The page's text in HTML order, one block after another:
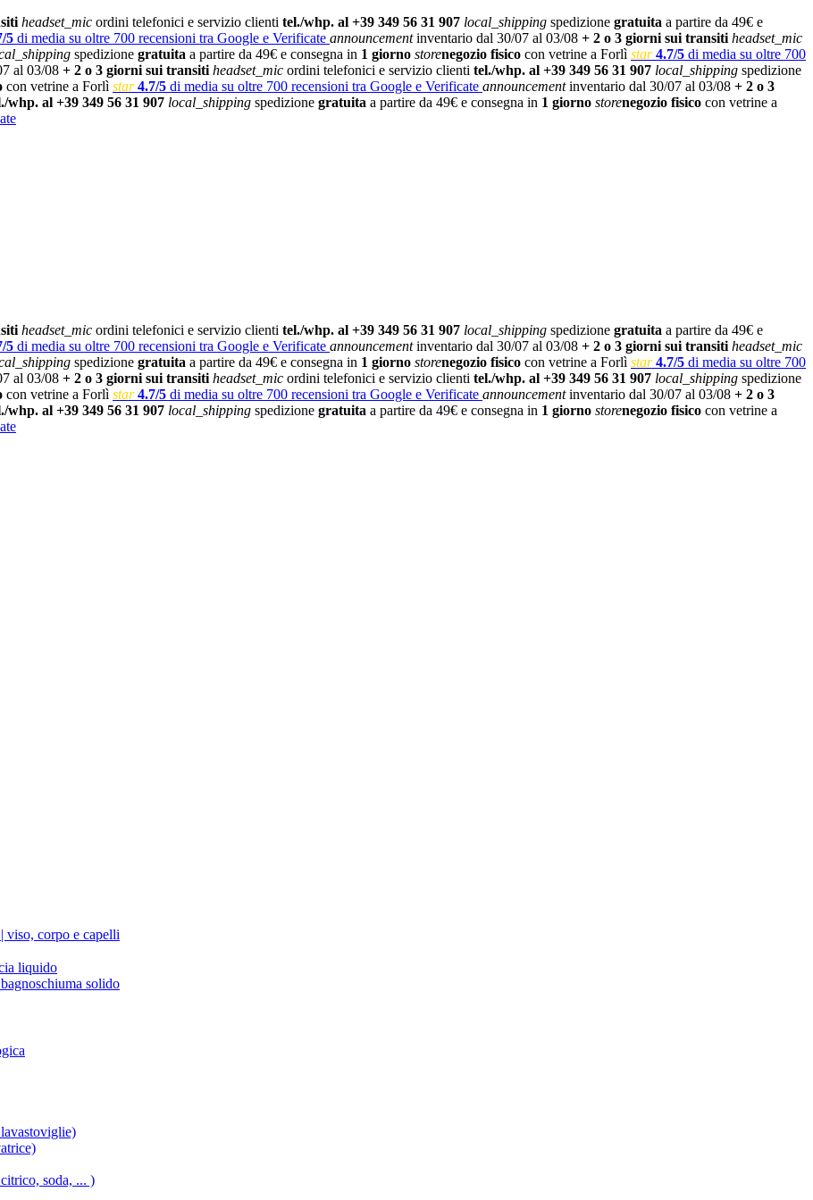
headset_mic ordini telefonici e servizio clienti tel./whp. al +39 349 56 31 907 local_shipping spedizione gratuita a partire da 49€ e
5 di media su oltre 700 recensioni tra Google e Verificate announcementinventario dal 30/07 al 03/08 + 2 o 3 giorni sui transiti headset_mic
spedizione gratuita a partire da 49€ e consegna in 1 giorno storenegozio fisico con vetrine a Forlì star 4.7/5 di media su oltre 700
al 03/08 + 2 o 3 giorni sui transiti headset_mic ordini telefonici e servizio clienti tel./whp. al +39 349 56 31 907 local_shipping spedizione
con vetrine a Forlì star 4.7/5 di media su oltre 700 recensioni tra Google e Verificate announcementinventario dal 30/07 al 03/08 + 2 o 3
whp. al +39 349 56 31 907 local_shipping spedizione gratuita a partire da 49€ e consegna in 1 giorno storenegozio fisico con vetrine a
headset_mic ordini telefonici e servizio clienti tel./whp. al +39 349 56 31 907 local_shipping spedizione gratuita a partire da 49€ e
5 di media su oltre 700 recensioni tra Google e Verificate announcementinventario dal 30/07 al 03/08 + 2 o 3 giorni sui transiti headset_mic
spedizione gratuita a partire da 49€ e consegna in 1 giorno storenegozio fisico con vetrine a Forlì star 4.7/5 di media su oltre 700
al 03/08 + 2 o 3 giorni sui transiti headset_mic ordini telefonici e servizio clienti tel./whp. al +39 349 56 31 907 local_shipping spedizione
con vetrine a Forlì star 4.7/5 di media su oltre 700 recensioni tra Google e Verificate announcementinventario dal 30/07 al 03/08 + 2 o 3
whp. al +39 349 56 31 907 local_shipping spedizione gratuita a partire da 49€ e consegna in 1 giorno storenegozio fisico con vetrine a
viso, corpo e capelli
liquido
solido
soda, ... )